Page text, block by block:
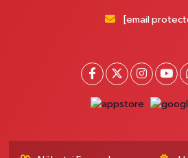
Osmangazi Mahallesi Atayolu Caddesi 10C-D
YUSUF ARASINDA, TARIM KOOPERATİF
0 (506) 466 78 60 Yol Tarifi Al
[email